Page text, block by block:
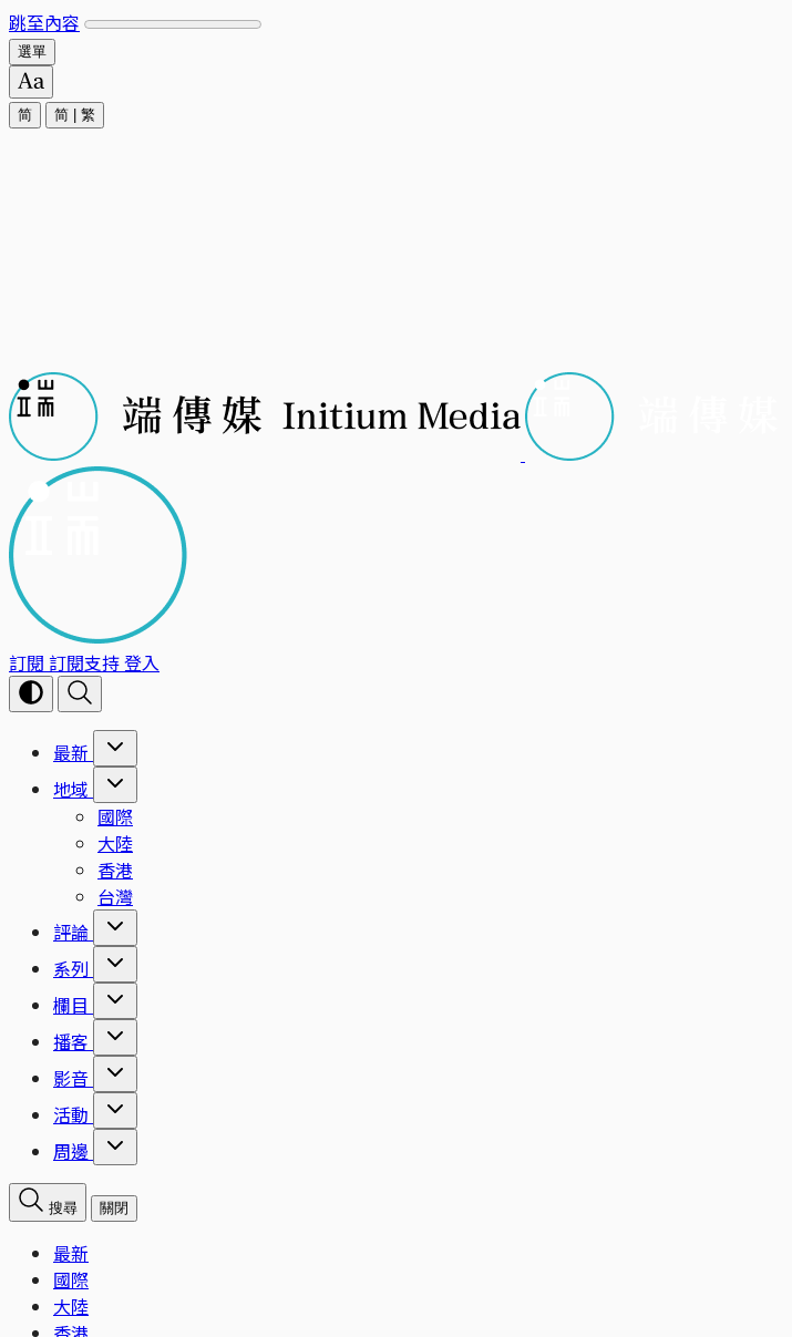
跳至內容
選單
简 简 繁
訂閱 訂閱支持登入
最新
地域
國際
大陸
香港
台灣
評論
系列
欄目
播客
影音
活動
周邊
搜尋 關閉
最新
國際
大陸